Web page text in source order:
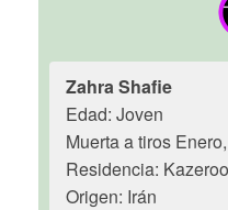
Zahra Shafie
Edad: Joven
Muerta a tiros
Residencia:
Origen: Irán